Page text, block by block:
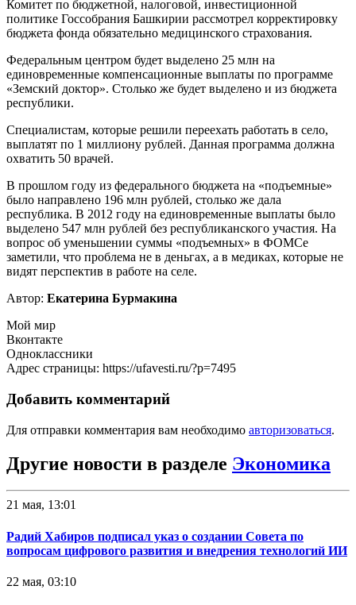
Комитет по бюджетной, налоговой, инвестиционной
политике Госсобрания Башкирии рассмотрел корректировку
бюджета фонда обязательно медицинского страхования.
Федеральным центром будет выделено 25 млн на
единовременные компенсационные выплаты по программе
«Земский доктор». Столько же будет выделено и из бюджета
республики.
Специалистам, которые решили переехать работать в село,
выплатят по 1 миллиону рублей. Данная программа должна
охватить 50 врачей.
В прошлом году из федерального бюджета на «подъемные»
было направлено 196 млн рублей, столько же дала
республика. В 2012 году на единовременные выплаты было
выделено 547 млн рублей без республиканского участия. На
вопрос об уменьшении суммы «подъемных» в ФОМСе
заметили, что проблема не в деньгах, а в медиках, которые не
видят перспектив в работе на селе.
Автор: Екатерина Бурмакина
Мой мир
Вконтакте
Одноклассники
Адрес страницы: https://ufavesti.ru/?p=7495
Добавить комментарий
Для отправки комментария вам необходимо авторизоваться.
Другие новости в разделе Экономика
21 мая, 13:01
Радий Хабиров подписал указ о создании Совета по
вопросам цифрового развития и внедрения технологий ИИ
22 мая, 03:10